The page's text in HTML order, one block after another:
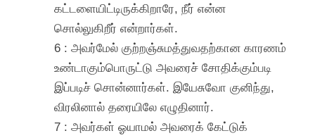
கட்டளையிட்டிருக்கிறாரே, நீர் என்ன
சொல்லுகிறீர் என்றார்கள்.
6 : அவர்மேல் குற்றஞ்சுமத்துவதற்கான காரணம்
உண்டாகும்பொருட்டு அவரைச் சோதிக்கும்படி
இப்படிச் சொன்னார்கள். இயேசுவோ குனிந்து,
விரலினால் தரையிலே எழுதினார்.
7 : அவர்கள் ஓயாமல் அவரைக் கேட்டுக்